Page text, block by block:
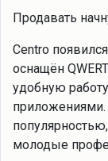
Продавать
Centro
оснащён
удобную
приложениями.
молодые